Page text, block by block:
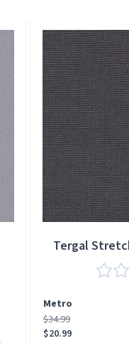
Tergal
Metro
$34.99
$20.99